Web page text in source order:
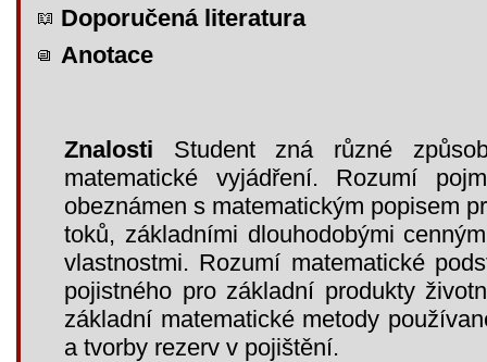
Doporučená literatura
Anotace
Znalosti Student zná různé
matematické vyjádření. Rozumí
obeznámen s matematickým popisem
toků, základními dlouhodobými
vlastnostmi. Rozumí matematické
pojistného pro základní produkty
základní matematické metody
a tvorby rezerv v pojištění.